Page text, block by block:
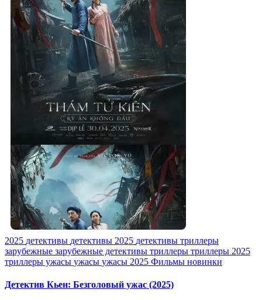
2025 детективы детективы 2025 детективы триллеры
зарубежные зарубежные детективы триллеры триллеры 2025
триллеры ужасы ужасы ужасы 2025 Фильмы новинки
Детектив Кьен: Безголовый ужас (2025)